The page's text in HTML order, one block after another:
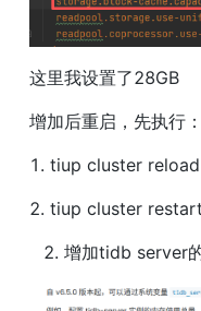
这里我设置了28GB
增加后重启，先执行：
1. tiup cluster
2. tiup cluster
增加tidb server